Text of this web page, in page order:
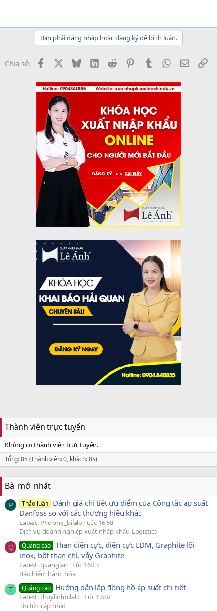
Bạn phải đăng nhập hoặc đăng ký để bình luận.
Chia sẻ: Facebook BlueskyLinkedInReddit PinterestTumblrWhatsApp
Email
Thành viên trực tuyến
Không có thành viên trực tuyến.
Tổng: 85 (Thành viên: 0, khách: 85)
Bài mới nhất
P Thảo luận Đánh giá chi tiết ưu điểm của Công tắc áp suất
Danfoss so với các thương hiệu khác
Latest: Phương_bilalo
Lúc 16:58
Dịch vụ doanh nghiệp xuất nhập khẩu-Logistics
Q Quảng cáo Than điện cực, điện cực EDM, Graphite lõi
inox, bột than chì, vảy Graphite
Latest: quanglan
Lúc 16:13
Bảo hiểm hàng hóa
T Quảng cáo Hướng dẫn lắp đồng hồ áp suất chi tiết
Latest: thuylinhbilalo
Lúc 12:07
Tin tức cập nhật